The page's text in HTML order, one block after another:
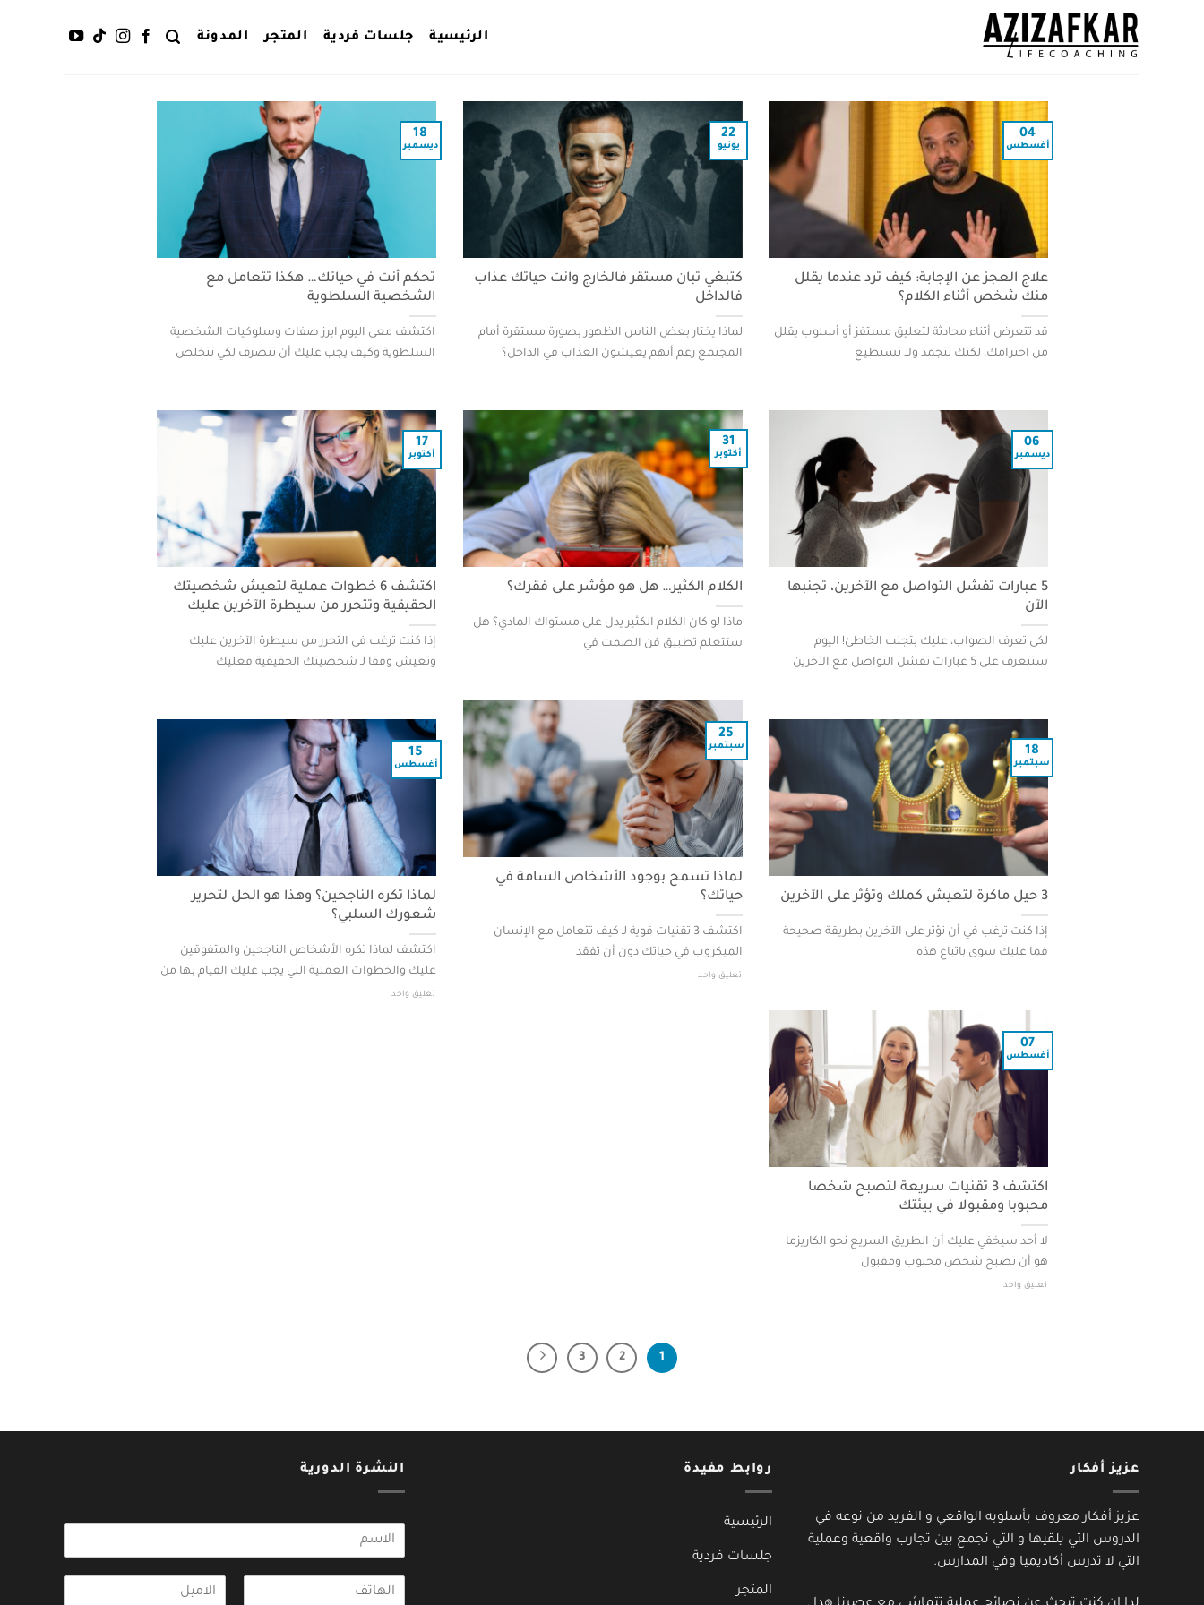
الرئيسية جلسات فردية المتجر المدونة
علاج العجز عن الإجابة: كيف ترد عندما يقلل
منك شخص أثناء الكلام؟
قد تتعرض أثناء محادثة لتعليق مستفز أو أسلوب يقلل
من احترامك، لكنك تتجمد ولا تستطيع
04
أغسطس
كتبغي تبان مستقر فالخارج وانت حياتك عذاب
فالداخل
لماذا يختار بعض الناس الظهور بصورة مستقرة أمام
المجتمع رغم أنهم يعيشون العذاب في الداخل؟
22
يونيو
تحكم أنت في حياتك… هكذا تتعامل مع
الشخصية السلطوية
اكتشف معي اليوم ابرز صفات وسلوكيات الشخصية
السلطوية وكيف يجب عليك أن تتصرف لكي تتخلص
18
ديسمبر
5 عبارات تفشل التواصل مع الآخرين، تجنبها
الآن
لكي تعرف الصواب، عليك بتجنب الخاطئ! اليوم
ستتعرف على 5 عبارات تفشل التواصل مع الآخرين
06
ديسمبر
الكلام الكثير… هل هو مؤشر على فقرك؟
ماذا لو كان الكلام الكثير يدل على مستواك المادي؟ هل
ستتعلم تطبيق فن الصمت في
31
أكتوبر
اكتشف 6 خطوات عملية لتعيش شخصيتك
الحقيقية وتتحرر من سيطرة الآخرين عليك
إذا كنت ترغب في التحرر من سيطرة الآخرين عليك
وتعيش وفقا لـ شخصيتك الحقيقية فعليك
17
أكتوبر
لماذا تسمح بوجود الأشخاص السامة في
حياتك؟
اكتشف 3 تقنيات قوية لـ كيف تتعامل مع الإنسان
الميكروب في حياتك دون أن تفقد
تعليق واحد
25
سبتمبر
3 حيل ماكرة لتعيش كملك وتؤثر على الآخرين
إذا كنت ترغب في أن تؤثر على الآخرين بطريقة صحيحة
فما عليك سوى باتباع هذه
18
سبتمبر
لماذا تكره الناجحين؟ وهذا هو الحل لتحرير
شعورك السلبي؟
اكتشف لماذا تكره الأشخاص الناجحين والمتفوقين
عليك والخطوات العملية التي يجب عليك القيام بها من
تعليق واحد
15
أغسطس
اكتشف 3 تقنيات سريعة لتصبح شخصا
محبوبا ومقبولا في بيئتك
لا أحد سيخفي عليك أن الطريق السريع نحو الكاريزما
هو أن تصبح شخص محبوب ومقبول
تعليق واحد
07
أغسطس
1
2
3
عزيز أفكار
عزيز أفكار معروف بأسلوبه الواقعي و الفريد من نوعه في
الدروس التي يلقيها و التي تجمع بين تجارب واقعية وعملية
التي لا تدرس أكاديميا وفي المدارس.
روابط مفيدة
الرئيسية
جلسات فردية
المتجر
النشرة الدورية